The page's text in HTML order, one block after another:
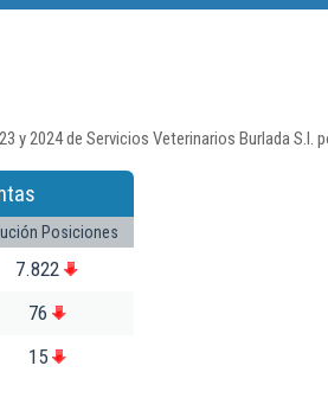
2024 de Servicios Veterinarios Burlada S.l.
Posiciones
7.822
76
15